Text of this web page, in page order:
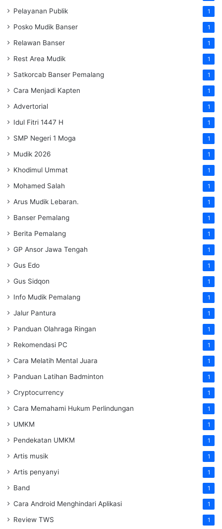
Pelayanan Publik 1
Posko Mudik Banser 1
Relawan Banser 1
Rest Area Mudik 1
Satkorcab Banser Pemalang 1
Cara Menjadi Kapten 1
Advertorial 1
Idul Fitri 1447 H 1
SMP Negeri 1 Moga 1
Mudik 2026 1
Khodimul Ummat 1
Mohamed Salah 1
Arus Mudik Lebaran. 1
Banser Pemalang 1
Berita Pemalang 1
GP Ansor Jawa Tengah 1
Gus Edo 1
Gus Sidqon 1
Info Mudik Pemalang 1
Jalur Pantura 1
Panduan Olahraga Ringan 1
Rekomendasi PC 1
Cara Melatih Mental Juara 1
Panduan Latihan Badminton 1
Cryptocurrency 1
Cara Memahami Hukum Perlindungan 1
UMKM 1
Pendekatan UMKM 1
Artis musik 1
Artis penyanyi 1
Band 1
Cara Android Menghindari Aplikasi 1
Review TWS 1